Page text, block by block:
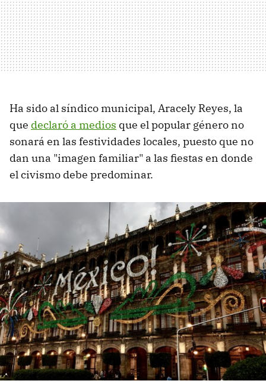
Ha sido al síndico municipal, Aracely Reyes, la
que declaró a medios que el popular género no
sonará en las festividades locales, puesto que no
dan una "imagen familiar" a las fiestas en donde
el civismo debe predominar.